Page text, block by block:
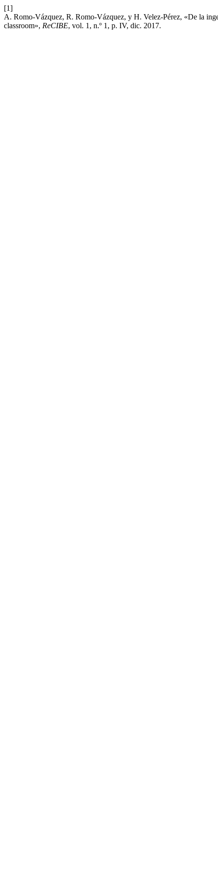
[1]
A. Romo-Vázquez, R. Romo-Vázquez, y H. Velez-Pérez, «De la
classroom», ReCIBE, vol. 1, n.º 1, p. IV, dic. 2017.